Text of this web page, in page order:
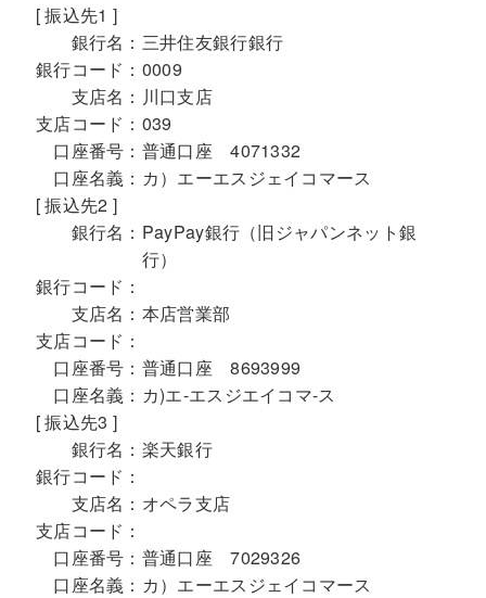
[ 振込先1 ]
銀行名： 三井住友銀行銀行
銀行コード： 0009
支店名： 川口支店
支店コード： 039
口座番号： 普通口座 4071332
口座名義： カ）エーエスジェイコマース
[ 振込先2 ]
銀行名： PayPay銀行（旧ジャパンネット銀
行）
銀行コード：
支店名： 本店営業部
支店コード：
口座番号： 普通口座 8693999
口座名義： カ)エ-エスジエイコマ-ス
[ 振込先3 ]
銀行名： 楽天銀行
銀行コード：
支店名： オペラ支店
支店コード：
口座番号： 普通口座 7029326
口座名義： カ）エーエスジェイコマース